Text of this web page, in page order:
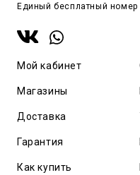
Единый бесплатный номер
Мой кабинет
Магазины
Доставка
Гарантия
Как купить